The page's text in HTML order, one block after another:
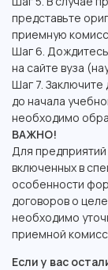
представьте
приемную
Шаг 6.
на сайте вуза
Шаг 7.
до начала
необходимо
ВАЖНО!
Для
включенных в
особенности
договоров о
необходимо
приемной
Если у вас